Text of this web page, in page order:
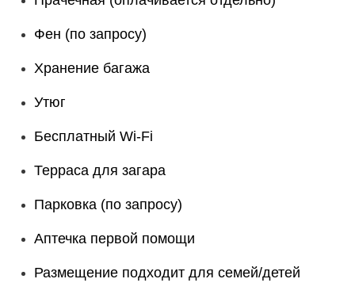
Фен (по запросу)
Хранение багажа
Утюг
Бесплатный Wi-Fi
Терраса для загара
Парковка (по запросу)
Аптечка первой помощи
Размещение подходит для семей/детей